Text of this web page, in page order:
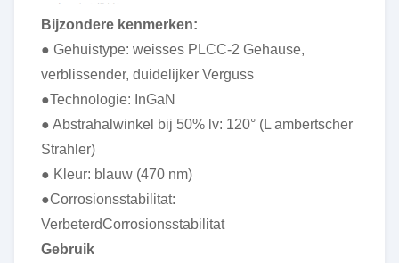
Bijzondere kenmerken:
● Gehuistype: weisses PLCC-2 Gehause,
verblissender, duidelijker Verguss
●Technologie: InGaN
● Abstrahalwinkel bij 50% lv: 120° (L ambertscher
Strahler)
● Kleur: blauw (470 nm)
●Corrosionsstabilitat:
VerbeterdCorrosionsstabilitat
Gebruik